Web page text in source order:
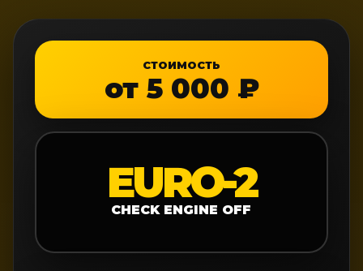
СТОИМОСТЬ
от 5 000 ₽
EURO-2
CHECK ENGINE OFF